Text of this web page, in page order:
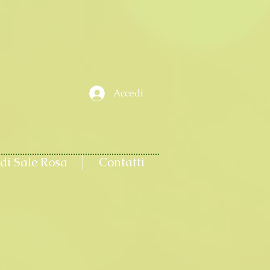
Accedi
Sale Rosa Contatti